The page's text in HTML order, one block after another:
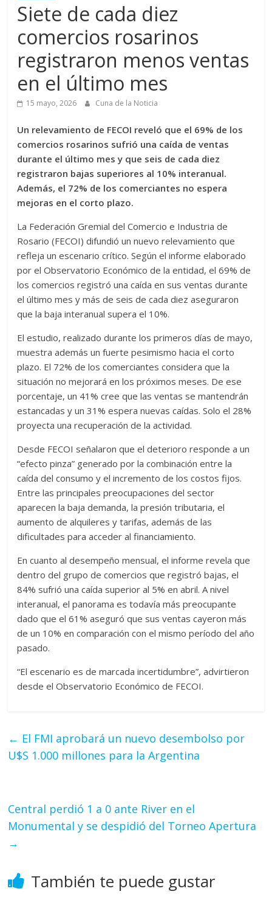
Siete de cada diez
comercios rosarinos
registraron menos ventas
en el último mes
15 mayo, 2026 Cuna de la Noticia
Un relevamiento de FECOI reveló que el 69% de los
comercios rosarinos sufrió una caída de ventas
durante el último mes y que seis de cada diez
registraron bajas superiores al 10% interanual.
Además, el 72% de los comerciantes no espera
mejoras en el corto plazo.
La Federación Gremial del Comercio e Industria de
Rosario (FECOI) difundió un nuevo relevamiento que
refleja un escenario crítico. Según el informe elaborado
por el Observatorio Económico de la entidad, el 69% de
los comercios registró una caída en sus ventas durante
el último mes y más de seis de cada diez aseguraron
que la baja interanual supera el 10%.
El estudio, realizado durante los primeros días de mayo,
muestra además un fuerte pesimismo hacia el corto
plazo. El 72% de los comerciantes considera que la
situación no mejorará en los próximos meses. De ese
porcentaje, un 41% cree que las ventas se mantendrán
estancadas y un 31% espera nuevas caídas. Solo el 28%
proyecta una recuperación de la actividad.
Desde FECOI señalaron que el deterioro responde a un
“efecto pinza” generado por la combinación entre la
caída del consumo y el incremento de los costos fijos.
Entre las principales preocupaciones del sector
aparecen la baja demanda, la presión tributaria, el
aumento de alquileres y tarifas, además de las
dificultades para acceder al financiamiento.
En cuanto al desempeño mensual, el informe revela que
dentro del grupo de comercios que registró bajas, el
84% sufrió una caída superior al 5% en abril. A nivel
interanual, el panorama es todavía más preocupante
dado que el 61% aseguró que sus ventas cayeron más
de un 10% en comparación con el mismo período del año
pasado.
“El escenario es de marcada incertidumbre”, advirtieron
desde el Observatorio Económico de FECOI.
← El FMI aprobará un nuevo desembolso por
U$S 1.000 millones para la Argentina
Central perdió 1 a 0 ante River en el
Monumental y se despidió del Torneo Apertura
→
También te puede gustar